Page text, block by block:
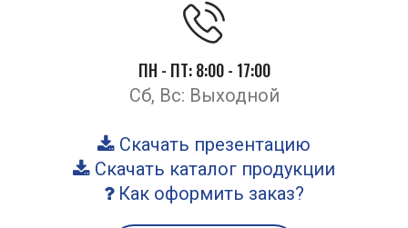
ПН - ПТ: 8:00 - 17:00
Сб, Вс: Выходной
Скачать презентацию
Скачать каталог продукции
Как оформить заказ?